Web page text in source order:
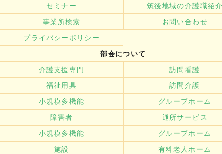
セミナー
筑後地域の介護職紹
事業所検索
お問い合わせ
プライバシーポリシー
部会について
介護支援専門
訪問看護
福祉用具
訪問介護
小規模多機能
グループホーム
障害者
通所サービス
小規模多機能
グループホーム
施設
有料老人ホーム